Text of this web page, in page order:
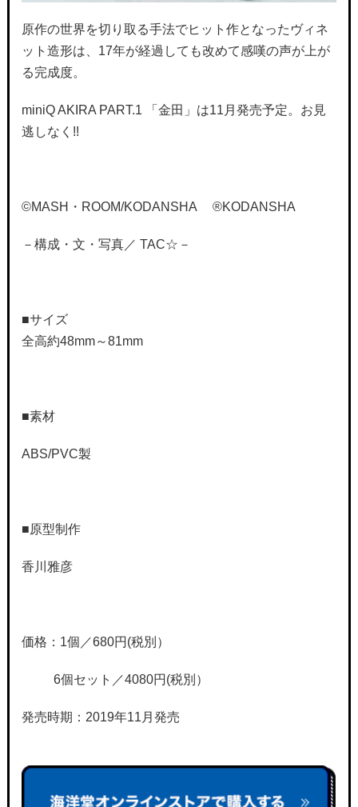
原作の世界を切り取る手法でヒット作となったヴィネ
ット造形は、17年が経過しても改めて感嘆の声が上が
る完成度。
miniQ AKIRA PART.1 「金田」は11月発売予定。お見
逃しなく!!
©MASH・ROOM/KODANSHA ®KODANSHA
－構成・文・写真／ TAC☆－
■サイズ
全高約48mm～81mm
■素材
ABS/PVC製
■原型制作
香川雅彦
価格：1個／680円 (税別）
6個セット／4080円 (税別）
発売時期：2019年11月発売